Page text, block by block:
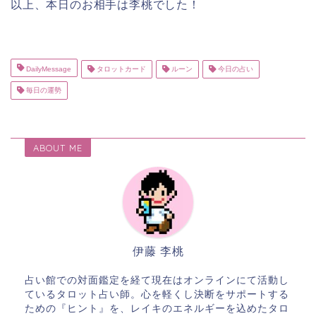
以上、本日のお相手は李桃でした！
DailyMessage タロットカード ルーン 今日の占い
毎日の運勢
ABOUT ME
伊藤 李桃
占い館での対面鑑定を経て現在はオンラインにて活動し
ているタロット占い師。心を軽くし決断をサポートする
ための『ヒント』を、レイキのエネルギーを込めたタロ